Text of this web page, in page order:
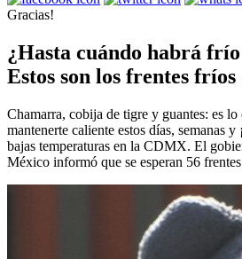
Gracias!
¿Hasta cuándo habrá
Estos son los frentes fríos
Chamarra, cobija de tigre y guantes: es lo
mantenerte caliente estos días, semanas y
bajas temperaturas en la CDMX. El
México informó que se esperan 56